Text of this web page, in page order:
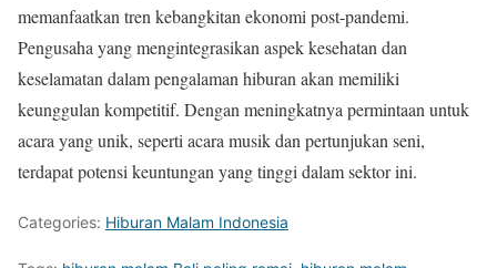
memanfaatkan tren kebangkitan ekonomi post-pandemi.
Pengusaha yang mengintegrasikan aspek kesehatan dan
keselamatan dalam pengalaman hiburan akan memiliki
keunggulan kompetitif. Dengan meningkatnya permintaan untuk
acara yang unik, seperti acara musik dan pertunjukan seni,
terdapat potensi keuntungan yang tinggi dalam sektor ini.
Categories: Hiburan Malam Indonesia